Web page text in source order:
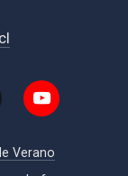
Verano